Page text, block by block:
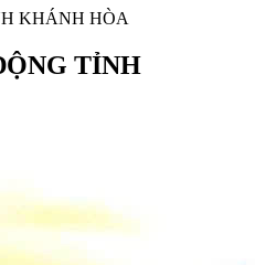
KHÁNH HÒA
TỈNH